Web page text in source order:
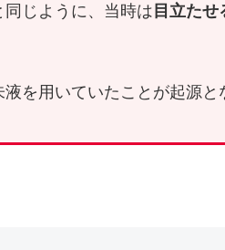
じように、当時は 目立た
を用いていたことが起源